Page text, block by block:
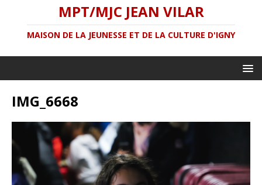
MPT/MJC JEAN VILAR
MAISON DE LA JEUNESSE ET DE LA CULTURE D'IGNY
IMG_6668